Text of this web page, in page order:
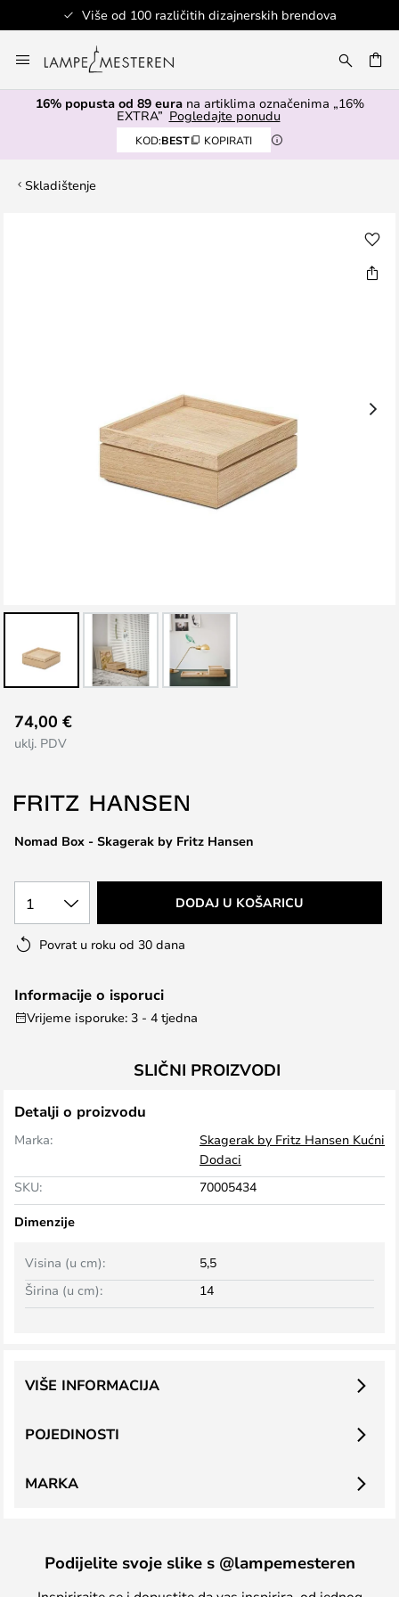
Više od 100 različitih dizajnerskih brendova
to
Content
16% popusta od 89 eurana artiklima označenima „16%
EXTRA” Pogledajte ponudu
KOD:BEST KOPIRATI
Skladištenje
to
the
of
the
images
Nomad Box - Skagerak by Fritz Hansen
74,00 €
uklj. PDV
1 DODAJ U KOŠARICU
Povrat u roku od 30 dana
Informacije o isporuci
Vrijeme isporuke: 3 - 4 tjedna
SLIČNI PROIZVODI
Detalji o proizvodu
Marka:
Skagerak by Fritz Hansen Kućni
Dodaci
SKU:
70005434
Dimenzije
Širina (u cm): 14
Visina (u cm): 5,5
POJEDINOSTI
VIŠE INFORMACIJA
MARKA
Podijelite svoje slike s @lampemesteren